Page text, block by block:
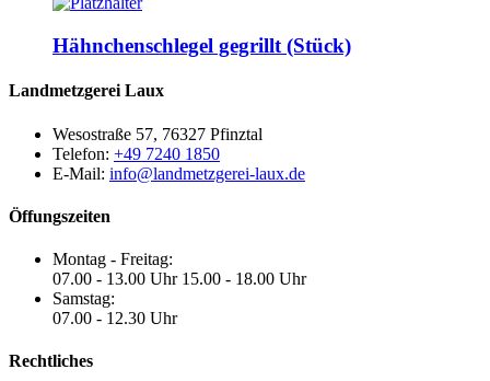
Hähnchenschlegel gegrillt (Stück)
Landmetzgerei Laux
Wesostraße 57, 76327 Pfinztal
Telefon: +49 7240 1850
E-Mail: info@landmetzgerei-laux.de
Öffungszeiten
Montag - Freitag:
07.00 - 13.00 Uhr 15.00 - 18.00 Uhr
Samstag:
07.00 - 12.30 Uhr
Rechtliches